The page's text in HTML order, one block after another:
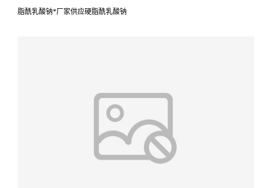
脂酰乳酸钠*厂家供应硬脂酰乳酸钠